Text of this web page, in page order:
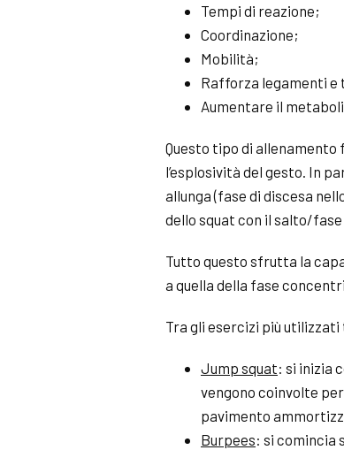
Tempi di reazione;
Coordinazione;
Mobilità;
Rafforza legamenti e
Aumentare il
Questo tipo di
l’esplosività del gesto. In
allunga (fase di discesa
dello squat con il salto/fase
Tutto questo sfrutta la
a quella della fase
Tra gli esercizi più
Jump squat: si inizia
vengono coinvolte
pavimento
Burpees: si comincia